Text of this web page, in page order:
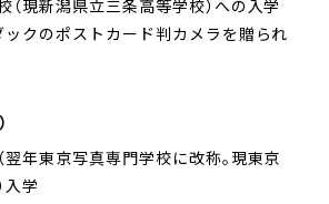
（現新潟県立三条高等学校）への入学
ックのポストカード判カメラを贈られ
翌年東京写真専門学校に改称。現東京
入学